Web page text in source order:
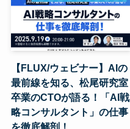
【FLUX/ウェビナー】AIの
最前線を知る、松尾研究室
卒業のCTOが語る！「AI戦
略コンサルタント」の仕事
を徹底解剖！